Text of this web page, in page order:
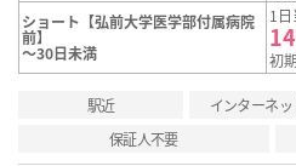
ショート【弘前大学医学部付属病院
前】
～30日未満
1
初
駅近 インターネ
保証人不要